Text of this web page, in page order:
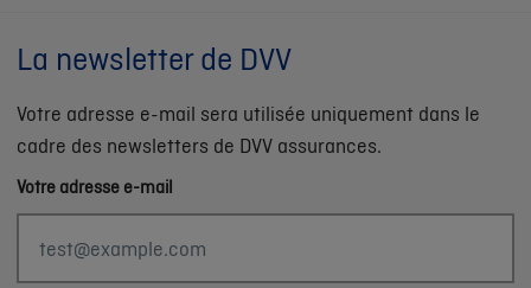
La newsletter de DVV
Votre adresse e-mail sera utilisée uniquement dans le
cadre des newsletters de DVV assurances.
Votre adresse e-mail